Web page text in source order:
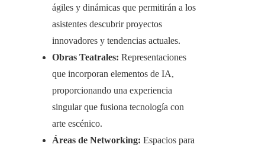
ágiles y dinámicas que permitirán a los
asistentes descubrir proyectos
innovadores y tendencias actuales.​
Obras Teatrales: Representaciones
que incorporan elementos de IA,
proporcionando una experiencia
singular que fusiona tecnología con
arte escénico.​
Áreas de Networking: Espacios para